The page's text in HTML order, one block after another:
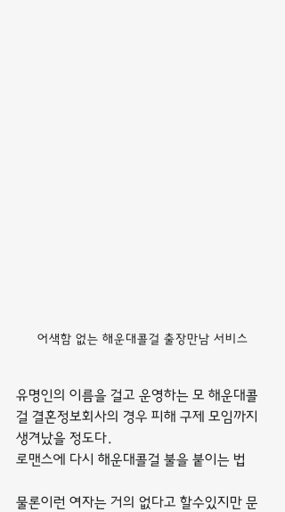
어색함 없는 해운대콜걸 출장만남 서비스
유명인의 이름을 걸고 운영하는 모 해운대콜
걸 결혼정보회사의 경우 피해 구제 모임까지
생겨났을 정도다.
로맨스에 다시 해운대콜걸 불을 붙이는 법
물론이런 여자는 거의 없다고 할수있지만 문